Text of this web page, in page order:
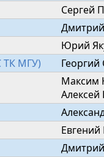
Сергей
Юрий
ТК МГУ)
Георгий
Максим